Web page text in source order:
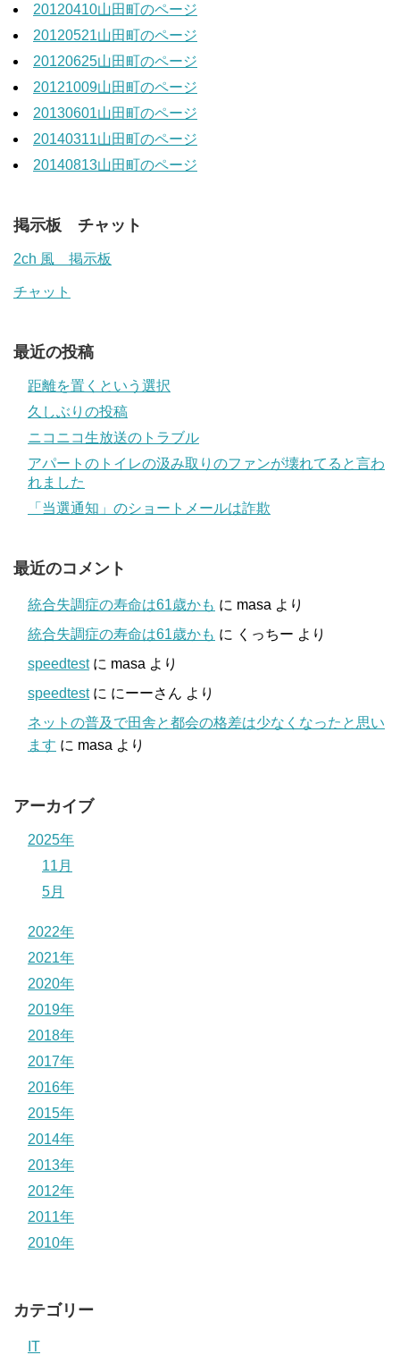
20120410山田町のページ
20120521山田町のページ
20120625山田町のページ
20121009山田町のページ
20130601山田町のページ
20140311山田町のページ
20140813山田町のページ
掲示板 チャット
2ch 風 掲示板
チャット
最近の投稿
距離を置くという選択
久しぶりの投稿
ニコニコ生放送のトラブル
アパートのトイレの汲み取りのファンが壊れてると言わ
れました
「当選通知」のショートメールは詐欺
最近のコメント
統合失調症の寿命は61歳かも に masa より
統合失調症の寿命は61歳かも に くっちー より
speedtestに masa より
speedtestに にーーさん より
ネットの普及で田舎と都会の格差は少なくなったと思い
ます に masa より
アーカイブ
2025年
11月
5月
2022年
2021年
2020年
2019年
2018年
2017年
2016年
2015年
2014年
2013年
2012年
2011年
2010年
カテゴリー
IT